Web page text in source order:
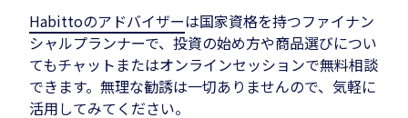
Habittoのアドバイザーは国家資格を持つファイナン
シャルプランナーで、投資の始め方や商品選びについ
てもチャットまたはオンラインセッションで無料相談
できます。無理な勧誘は一切ありませんので、気軽に
活用してみてください。